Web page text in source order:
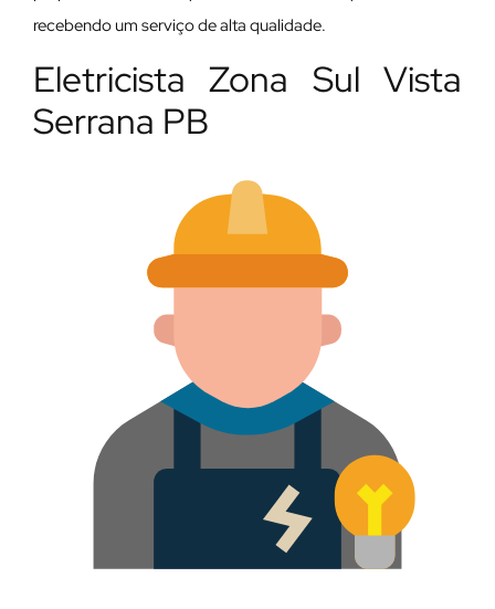
recebendo um serviço de alta qualidade.
Eletricista Zona Sul Vista
Serrana PB